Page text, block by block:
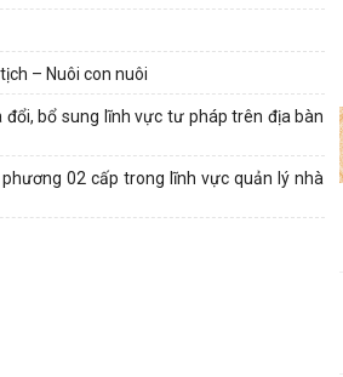
– Nuôi con nuôi
bổ sung lĩnh vực tư pháp trên địa bàn
02 cấp trong lĩnh vực quản lý nhà